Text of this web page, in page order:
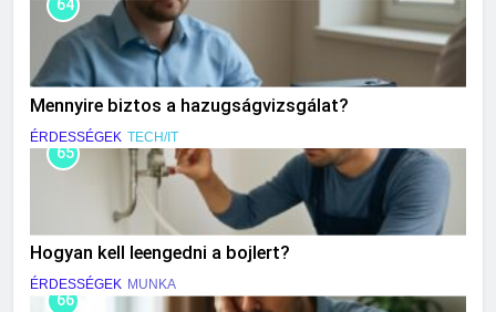
64
Mennyire biztos a hazugságvizsgálat?
ÉRDESSÉGEK TECH/IT
65
Hogyan kell leengedni a bojlert?
ÉRDESSÉGEK MUNKA
66